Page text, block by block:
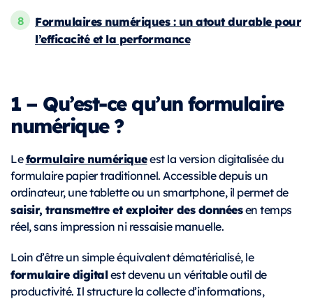
Formulaires numériques : un atout durable pour
l’efficacité et la performance
1 – Qu’est-ce qu’un formulaire
numérique ?
Leformulaire numériqueest la version digitalisée du
formulaire papier traditionnel. Accessible depuis un
ordinateur, une tablette ou un smartphone, il permet de
saisir, transmettre et exploiter des donnéesen temps
réel, sans impression ni ressaisie manuelle.
Loin d’être un simple équivalent dématérialisé, le
formulaire digitalest devenu un véritable outil de
productivité. Il structure la collecte d’informations,